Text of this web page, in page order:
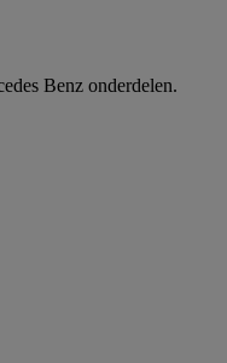
Benz onderdelen.